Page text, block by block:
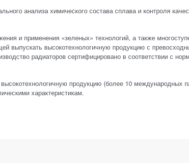
анализа химического состава сплава и контроля
и применения «зеленых» технологий, а также
выпускать высокотехнологичную продукцию с
радиаторов сертифицировано в соответствии с
продукцию (более 10 международных
характеристикам.